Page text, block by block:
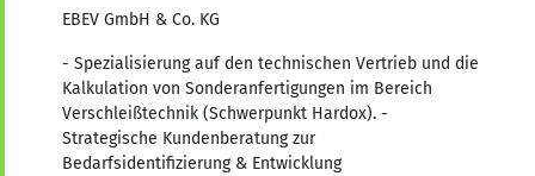
EBEV GmbH & Co. KG
- Spezialisierung auf den technischen Vertrieb und die
Kalkulation von Sonderanfertigungen im Bereich
Verschleißtechnik (Schwerpunkt Hardox). -
Strategische Kundenberatung zur
Bedarfsidentifizierung & Entwicklung